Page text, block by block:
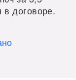
в договоре.